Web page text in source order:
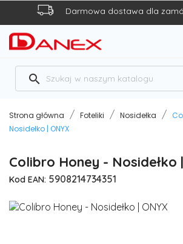
Darmowa dostawa dla
search
Strona główna Foteliki Nosidełka
Nosidełko | ONYX
Colibro Honey - Nosidełko
Kod EAN: 5908214734351